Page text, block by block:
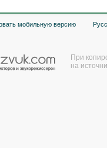
мобильную версию
При
на